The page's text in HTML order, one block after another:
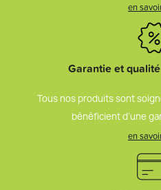
en
Garantie et
Tous nos produits sont
bénéficient d’une
en